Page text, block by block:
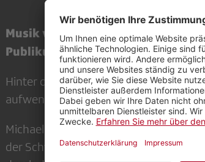
Musik verbindet und polarisiert:
Publikumsvorlieben
Hinter den Musikprogrammen von
aufwendige redaktionelle Arbeit.
Michael Schuler, Leiter der SRF
der Schweizer Journalistenschule